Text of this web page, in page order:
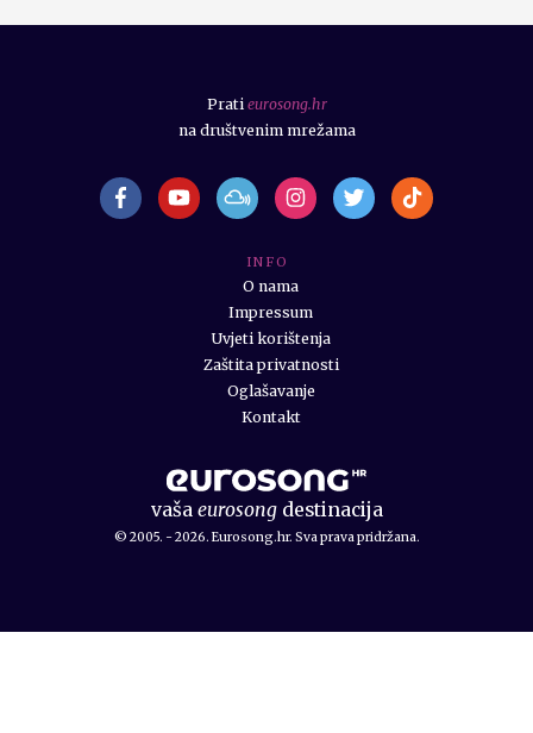
vaša eurosongdestinacija
© 2005. - 2026. Eurosong.hr. Sva prava pridržana.
I N F O
O nama
Impressum
Uvjeti korištenja
Zaštita privatnosti
Oglašavanje
Kontakt
Prati eurosong.hr
na društvenim mrežama